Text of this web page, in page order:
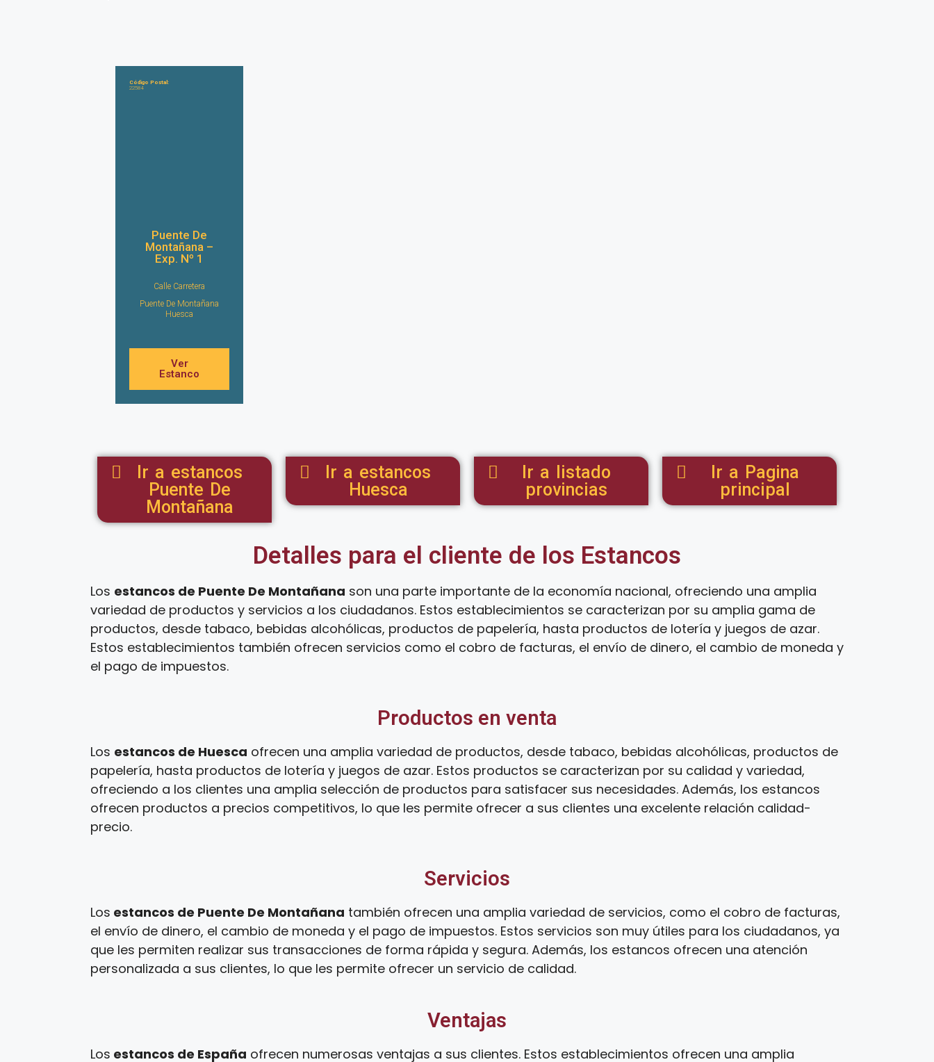
Código Postal:
22584
Puente De
Montañana –
Exp. Nº 1
Calle Carretera
Puente De Montañana
Huesca
Ver
Estanco
Ir a estancos
Puente De
Montañana
Ir a estancos
Huesca
Ir a listado
provincias
Ir a Pagina
principal
Detalles para el cliente de los Estancos
Los estancos de Puente De Montañana son una parte importante de la economía nacional, ofreciendo una amplia
variedad de productos y servicios a los ciudadanos. Estos establecimientos se caracterizan por su amplia gama de
productos, desde tabaco, bebidas alcohólicas, productos de papelería, hasta productos de lotería y juegos de azar.
Estos establecimientos también ofrecen servicios como el cobro de facturas, el envío de dinero, el cambio de moneda y
el pago de impuestos.
Productos en venta
Los estancos de Huesca ofrecen una amplia variedad de productos, desde tabaco, bebidas alcohólicas, productos de
papelería, hasta productos de lotería y juegos de azar. Estos productos se caracterizan por su calidad y variedad,
ofreciendo a los clientes una amplia selección de productos para satisfacer sus necesidades. Además, los estancos
ofrecen productos a precios competitivos, lo que les permite ofrecer a sus clientes una excelente relación calidad-
precio.
Servicios
Los estancos de Puente De Montañana también ofrecen una amplia variedad de servicios, como el cobro de facturas,
el envío de dinero, el cambio de moneda y el pago de impuestos. Estos servicios son muy útiles para los ciudadanos, ya
que les permiten realizar sus transacciones de forma rápida y segura. Además, los estancos ofrecen una atención
personalizada a sus clientes, lo que les permite ofrecer un servicio de calidad.
Ventajas
Los estancos de España ofrecen numerosas ventajas a sus clientes. Estos establecimientos ofrecen una amplia